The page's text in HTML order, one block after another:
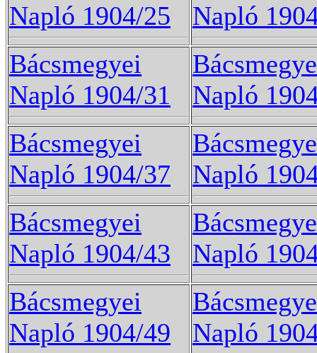
Napló 1904/25
Napló
Bácsmegyei
Napló 1904/31
Napló
Bácsmegyei
Napló 1904/37
Napló
Bácsmegyei
Napló 1904/43
Napló
Bácsmegyei
Napló 1904/49
Napló